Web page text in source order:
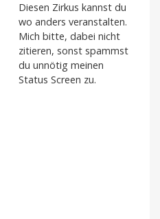
Diesen Zirkus kannst du
wo anders veranstalten.
Mich bitte, dabei nicht
zitieren, sonst spammst
du unnötig meinen
Status Screen zu.